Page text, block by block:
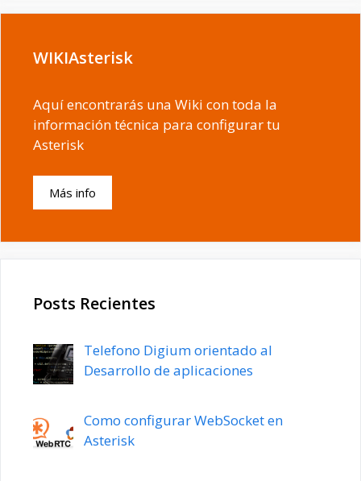
WIKIAsterisk
Aquí encontrarás una Wiki con toda la
información técnica para configurar tu
Asterisk
Más info
Posts Recientes
Telefono Digium orientado al
Desarrollo de aplicaciones
Como configurar WebSocket en
Asterisk